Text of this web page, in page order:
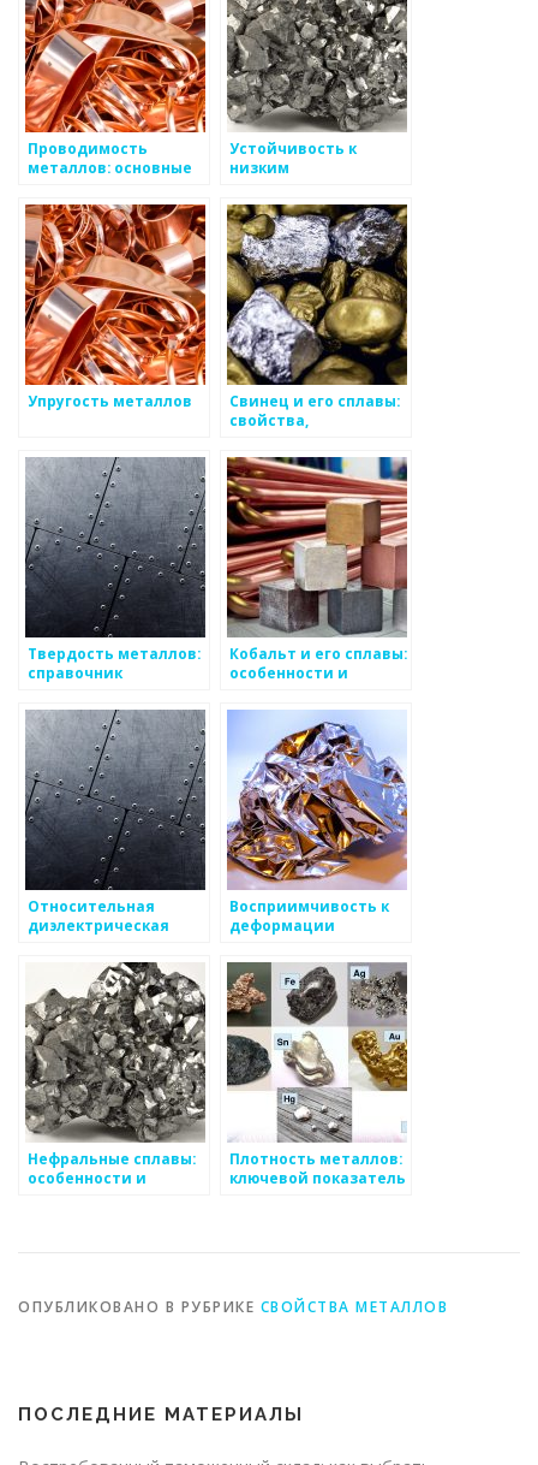
Проводимость
металлов: основные
значимость
Устойчивость к
низким
металлов
Упругость металлов
Свинец и его сплавы:
свойства,
особенности
Твердость металлов:
справочник
Кобальт и его сплавы:
особенности и
Относительная
диэлектрическая
металлов
Восприимчивость к
деформации
Нефральные сплавы:
особенности и
Плотность металлов:
ключевой показатель
ОПУБЛИКОВАНО В РУБРИКЕ СВОЙСТВА МЕТАЛЛОВ
ПОСЛЕДНИЕ МАТЕРИАЛЫ